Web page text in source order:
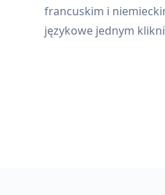
francuskim i
językowe jednym